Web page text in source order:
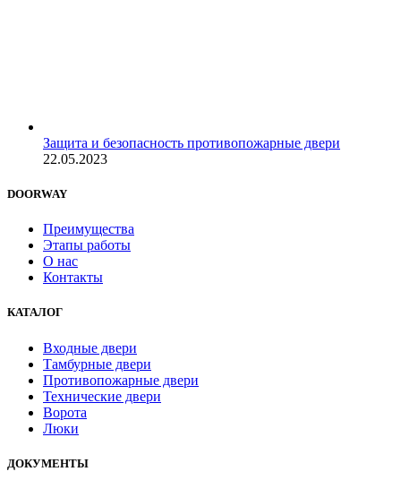
Защита и безопасность противопожарные двери
22.05.2023
DOORWAY
Преимущества
Этапы работы
О нас
Контакты
КАТАЛОГ
Входные двери
Тамбурные двери
Противопожарные двери
Технические двери
Ворота
Люки
ДОКУМЕНТЫ